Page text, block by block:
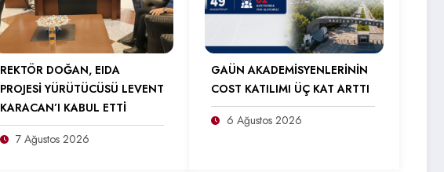
REKTÖR DOĞAN, EIDA
PROJESİ YÜRÜTÜCÜSÜ LEVENT
KARACAN’I KABUL ETTİ
7 Ağustos 2026
GAÜN AKADEMİSYENLERİNİN
COST KATILIMI ÜÇ KAT ARTTI
6 Ağustos 2026